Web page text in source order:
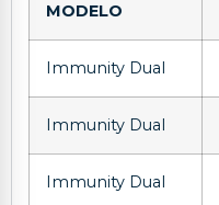
MODELO
Immunity Dual
Immunity Dual
Immunity Dual